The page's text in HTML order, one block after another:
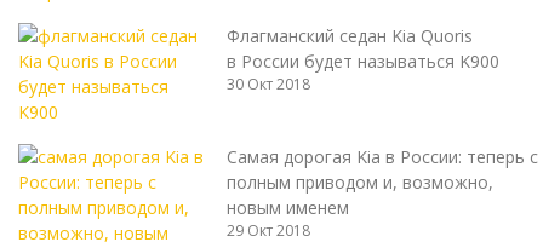
Флагманский седан Kia Quoris
в России будет называться K900
30 Окт 2018
Самая дорогая Kia в России: теперь с
полным приводом и, возможно,
новым именем
29 Окт 2018